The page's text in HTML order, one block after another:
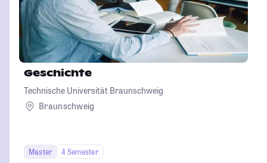
Geschichte
Technische Universität Braunschweig
Braunschweig
Master
4 Semester